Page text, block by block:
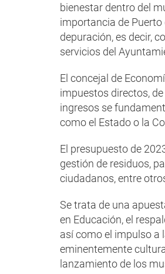
bienestar dentro del
importancia de Puerto
depuración, es decir,
servicios del
El concejal de
impuestos directos,
ingresos se
como el Estado o la
El presupuesto de
gestión de residuos,
ciudadanos, entre
Se trata de una
en Educación, el
así como el impulso a
eminentemente
lanzamiento de los